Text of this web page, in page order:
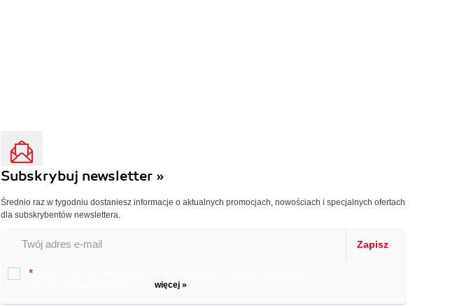
Subskrybuj newsletter »
Średnio raz w tygodniu dostaniesz informacje o aktualnych promocjach, nowościach i specjalnych ofertach
dla subskrybentów newslettera.
Zapisz
*
więcej »